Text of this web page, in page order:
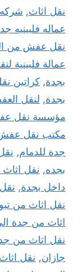
نقل اثاث,
عماله فلبينيه
نقل عفش من
عمالة فلبينية
بجدة, كراتين
بجدة, لنقل
مؤسسة نقل
مكتب نقل
جدة للدمام,
بجده, نقل
داخل بجدة,
نقل اثاث من
اثاث من جدة
نقل اثاث من
جازان, نقل